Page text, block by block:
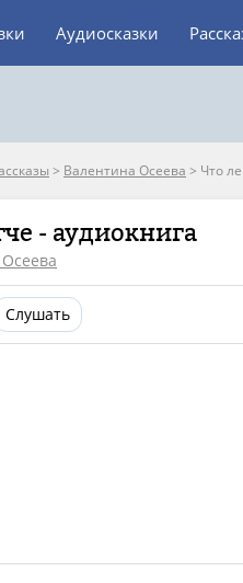
Аудиосказки
> Валентина Осеева > Что
- аудиокнига
Слушать